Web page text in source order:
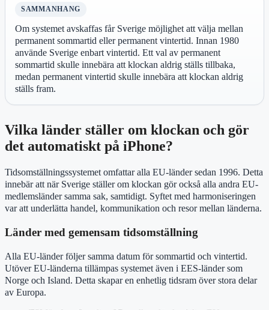
SAMMANHANG
Om systemet avskaffas får Sverige möjlighet att välja mellan
permanent sommartid eller permanent vintertid. Innan 1980
använde Sverige enbart vintertid. Ett val av permanent
sommartid skulle innebära att klockan aldrig ställs tillbaka,
medan permanent vintertid skulle innebära att klockan aldrig
ställs fram.
Vilka länder ställer om klockan och gör
det automatiskt på iPhone?
Tidsomställningssystemet omfattar alla EU-länder sedan 1996. Detta
innebär att när Sverige ställer om klockan gör också alla andra EU-
medlemsländer samma sak, samtidigt. Syftet med harmoniseringen
var att underlätta handel, kommunikation och resor mellan länderna.
Länder med gemensam tidsomställning
Alla EU-länder följer samma datum för sommartid och vintertid.
Utöver EU-länderna tillämpas systemet även i EES-länder som
Norge och Island. Detta skapar en enhetlig tidsram över stora delar
av Europa.